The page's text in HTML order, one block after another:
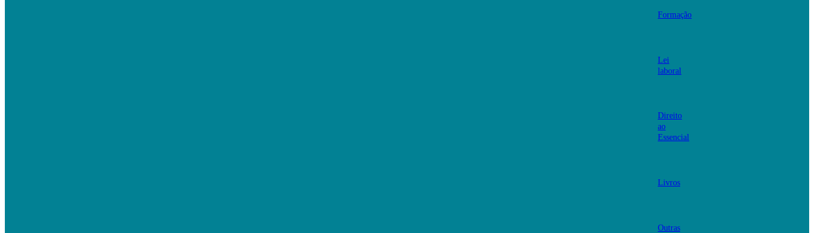
Formação
Lei
laboral
Direito
ao
Essencial
Livros
Outras